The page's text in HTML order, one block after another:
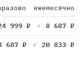
ежемесячно
999 ₽ 8 687 ₽
687 ₽ 20 833 ₽